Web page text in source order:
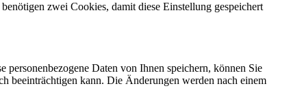
zwei Cookies, damit diese Einstellung gespeichert
Daten von Ihnen speichern, können Sie
beeinträchtigen kann. Die Änderungen werden nach einem